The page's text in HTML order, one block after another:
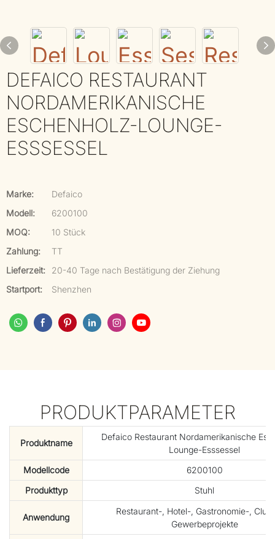
DEFAICO RESTAURANT
NORDAMERIKANISCHE
ESCHENHOLZ-LOUNGE-
ESSSESSEL
Marke:
Defaico
Modell:
6200100
MOQ:
10 Stück
Zahlung:
TT
Lieferzeit:
20-40 Tage nach Bestätigung der Ziehung
Startport:
Shenzhen
PRODUKTPARAMETER
Produktname
Defaico Restaurant Nordamerikanische
Lounge-Esssessel
Modellcode
6200100
Produkttyp
Stuhl
Anwendung
Restaurant-, Hotel-, Gastronomie-,
Gewerbeprojekte